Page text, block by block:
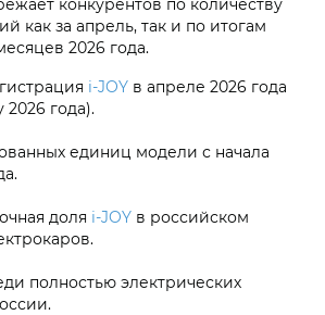
как за апрель, так и по итогам
2026 года.
i‑JOY в апреле 2026 года
2026 года).
единиц модели с начала
доля i‑JOY в российском
полностью электрических